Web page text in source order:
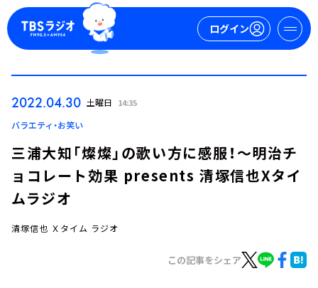
ログイン
ログイン
2022.04.30 土曜日 14:35
バラエティ・お笑い
三浦大知「燦燦」の歌い方に感服！～明治チ
ョコレート効果 presents 清塚信也Xタイ
ムラジオ
清塚信也 Ｘタイム ラジオ
この記事をシェア